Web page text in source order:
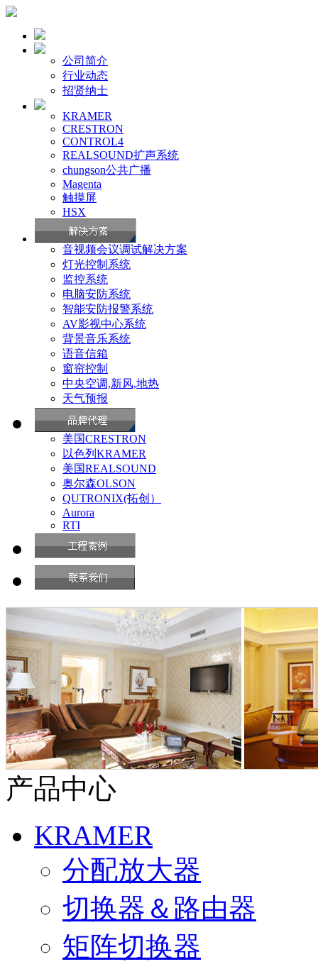
公司简介
行业动态
招贤纳士
KRAMER
CRESTRON
CONTROL4
REALSOUND扩声系统
chungson公共广播
Magenta
触摸屏
HSX
音视频会议调试解决方案
灯光控制系统
监控系统
电脑安防系统
智能安防报警系统
AV影视中心系统
背景音乐系统
语音信箱
窗帘控制
中央空调,新风,地热
天气预报
美国CRESTRON
以色列KRAMER
美国REALSOUND
奥尔森OLSON
QUTRONIX(拓创）
Aurora
RTI
产品中心
KRAMER
分配放大器
切换器＆路由器
矩阵切换器